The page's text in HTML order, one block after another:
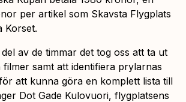
per artikel som Skavsta Flygplats
Korset.
av de timmar det tog oss att ta ut
samt att identifiera prylarnas
att kunna göra en komplett lista till
Dot Gade Kulovuori, flygplatsens